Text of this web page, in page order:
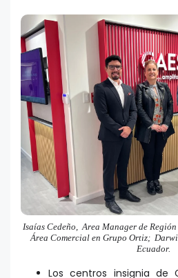
Isaías Cedeño, Area Manager de Región
Área Comercial en Grupo Ortiz;
Ecuador.
Los centros insignia de